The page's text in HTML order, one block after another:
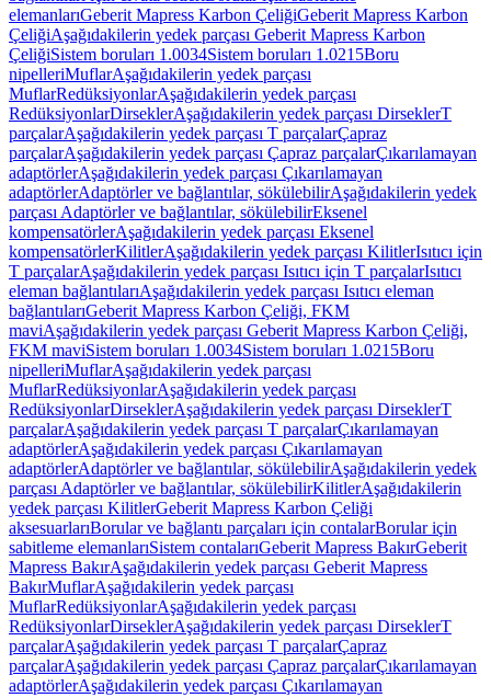
elemanlarıGeberit Mapress Karbon ÇeliğiGeberit Mapress Karbon
ÇeliğiAşağıdakilerin yedek parçası Geberit Mapress Karbon
ÇeliğiSistem boruları 1.0034Sistem boruları 1.0215Boru
nipelleriMuflarAşağıdakilerin yedek parçası
MuflarRedüksiyonlarAşağıdakilerin yedek parçası
RedüksiyonlarDirseklerAşağıdakilerin yedek parçası DirseklerT
parçalarAşağıdakilerin yedek parçası T parçalarÇapraz
parçalarAşağıdakilerin yedek parçası Çapraz parçalarÇıkarılamayan
adaptörlerAşağıdakilerin yedek parçası Çıkarılamayan
adaptörlerAdaptörler ve bağlantılar, sökülebilirAşağıdakilerin yedek
parçası Adaptörler ve bağlantılar, sökülebilirEksenel
kompensatörlerAşağıdakilerin yedek parçası Eksenel
kompensatörlerKilitlerAşağıdakilerin yedek parçası KilitlerIsıtıcı için
T parçalarAşağıdakilerin yedek parçası Isıtıcı için T parçalarIsıtıcı
eleman bağlantılarıAşağıdakilerin yedek parçası Isıtıcı eleman
bağlantılarıGeberit Mapress Karbon Çeliği, FKM
maviAşağıdakilerin yedek parçası Geberit Mapress Karbon Çeliği,
FKM maviSistem boruları 1.0034Sistem boruları 1.0215Boru
nipelleriMuflarAşağıdakilerin yedek parçası
MuflarRedüksiyonlarAşağıdakilerin yedek parçası
RedüksiyonlarDirseklerAşağıdakilerin yedek parçası DirseklerT
parçalarAşağıdakilerin yedek parçası T parçalarÇıkarılamayan
adaptörlerAşağıdakilerin yedek parçası Çıkarılamayan
adaptörlerAdaptörler ve bağlantılar, sökülebilirAşağıdakilerin yedek
parçası Adaptörler ve bağlantılar, sökülebilirKilitlerAşağıdakilerin
yedek parçası KilitlerGeberit Mapress Karbon Çeliği
aksesuarlarıBorular ve bağlantı parçaları için contalarBorular için
sabitleme elemanlarıSistem contalarıGeberit Mapress BakırGeberit
Mapress BakırAşağıdakilerin yedek parçası Geberit Mapress
BakırMuflarAşağıdakilerin yedek parçası
MuflarRedüksiyonlarAşağıdakilerin yedek parçası
RedüksiyonlarDirseklerAşağıdakilerin yedek parçası DirseklerT
parçalarAşağıdakilerin yedek parçası T parçalarÇapraz
parçalarAşağıdakilerin yedek parçası Çapraz parçalarÇıkarılamayan
adaptörlerAşağıdakilerin yedek parçası Çıkarılamayan